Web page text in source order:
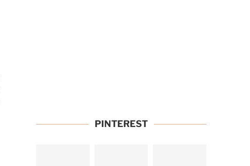
PINTEREST